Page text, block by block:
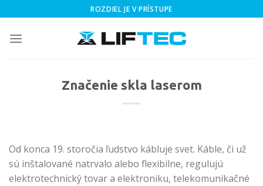
to
content
ROZDIEL JE V PRÍSTUPE
Značenie skla laserom
Od konca 19. storočia ľudstvo kábluje svet. Káble, či už
sú inštalované natrvalo alebo flexibilne, regulujú
elektrotechnický tovar a elektroniku, telekomunikačné